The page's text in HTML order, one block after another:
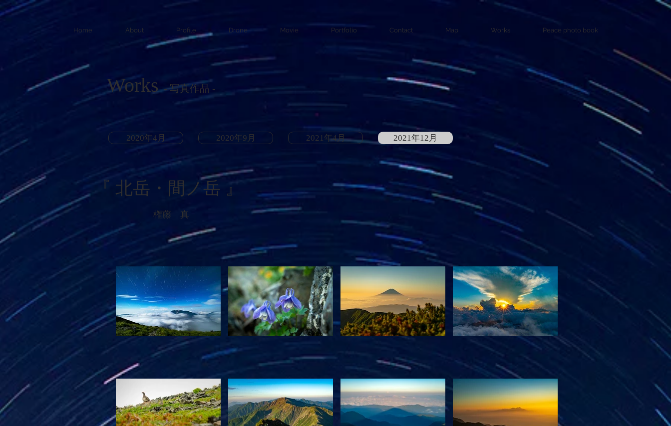
Home About Profile Drone Movie Portfolio Contact Map Works Peace photo book
​Works- 写真作品 -
2020年4月 2020年9月 2021年4月 2021年12月
​『 北岳・間ノ岳 』
権藤 真